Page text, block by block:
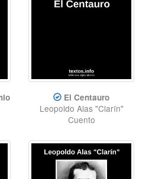
El Centauro
Leopoldo Alas "Clarín"
Cuento